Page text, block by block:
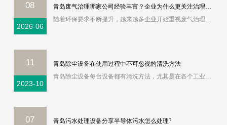
08
2026-06
11
2023-10
青岛除尘设备在使用过程中不可忽视的清洗方法
07
青岛污水处理设备分享半导体污水怎么处理?